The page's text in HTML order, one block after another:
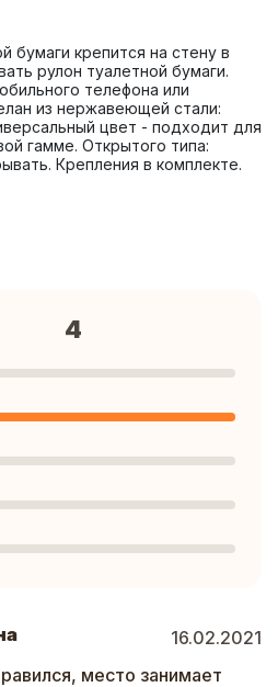
бумаги крепится на стену в
рулон туалетной бумаги.
телефона или
из нержавеющей стали:
цвет - подходит для
гамме. Открытого типа:
Крепления в комплекте.
16.02.2021
место занимает
4